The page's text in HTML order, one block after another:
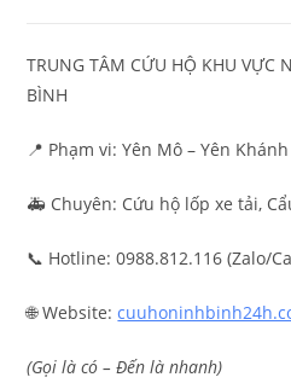
TRUNG TÂM CỨU HỘ KHU VỰC
BÌNH
📍 Phạm vi: Yên Mô – Yên
🚑 Chuyên: Cứu hộ lốp xe tải,
📞 Hotline: 0988.812.116 (Zalo/
🌐 Website:
(Gọi là có – Đến là nhanh)